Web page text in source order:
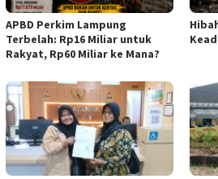
APBD Perkim Lampung
Terbelah: Rp16 Miliar untuk
Rakyat, Rp60 Miliar ke Mana?